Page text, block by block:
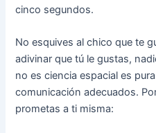
cinco segundos.
No esquives al chico que te
adivinar que tú le gustas,
no es ciencia espacial es
comunicación adecuados.
prometas a ti misma: